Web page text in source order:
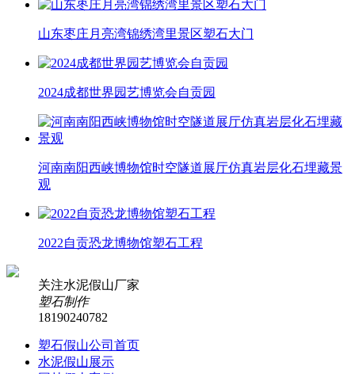
山东枣庄月亮湾锦绣湾里景区塑石大门
2024成都世界园艺博览会自贡园
河南南阳西峡博物馆时空隧道展厅仿真岩层化石埋藏景
观
2022自贡恐龙博物馆塑石工程
关注水泥假山厂家
塑石制作
18190240782
塑石假山公司首页
水泥假山展示